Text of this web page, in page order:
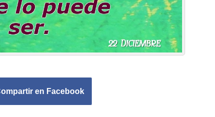
en Facebook